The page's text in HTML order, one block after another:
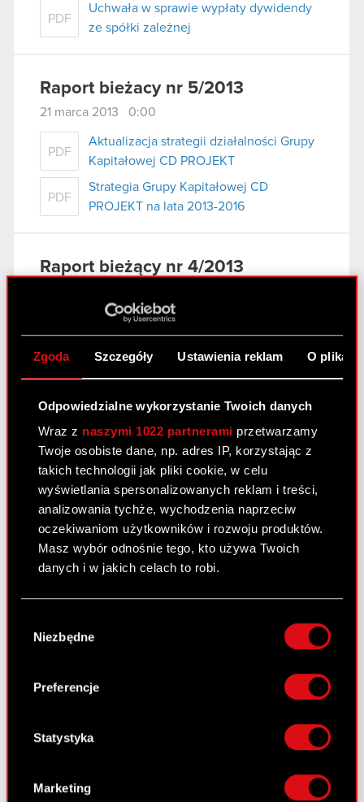
Zgoda Szczegóły Ustawienia reklam O
Odpowiedzialne wykorzystanie Twoich danych
Wraz z naszymi 1022 partnerami przetwarzamy
Twoje osobiste dane, np. adres IP, korzystając z
takich technologii jak pliki cookie, w celu
wyświetlania spersonalizowanych reklam i treści,
analizowania tychże, wychodzenia naprzeciw
oczekiwaniom użytkowników i rozwoju produktów.
Masz wybór odnośnie tego, kto używa Twoich
danych i w jakich celach to robi.
lokalizacji geograficznej z dokładnością nawet
Identyfikować Twoje urządzenie, aktywnie
analizując charakteryzującego je zbiory
palca)
osobiste dane są przetwarzane oraz ustaw własne
preferencje w
. W Deklaracji
zgody
Niezbędne
Preferencje
Statystyka
Marketing
PDF
Uchwała w sprawie wypłaty dywidendy
ze spółki zależnej
Raport bieżacy nr 5/2013
21 marca 2013 0:00
PDF
Aktualizacja strategii działalności Grupy
Kapitałowej CD PROJEKT
PDF
Strategia Grupy Kapitałowej CD
PROJEKT na lata 2013-2016
Raport bieżący nr 4/2013
Wykaz informacji przekazanych do
publicznej wiadomości przez CD
PROJEKT S.A. w 2012 roku
załącznik do raportu - wykaz informacji
bieżących
Raport bieżący nr 3/2013
5 marca 2013 0:00
PDF
Ujawnienie informacji dotyczących
prowadzonych negocjacji
Raport bieżący nr 2/2013
Raport bieżący nr 1/2013
PDF
Terminy przekazywania raportów